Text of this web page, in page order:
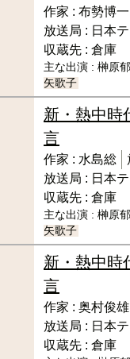
作家 : 布勢博一
放送局 : 日本
収蔵先 : 倉庫
主な出演 : 榊原
矢歌子
新・熱中時
言
作家 : 水島総
放送局 : 日本
収蔵先 : 倉庫
主な出演 : 榊原
矢歌子
新・熱中時
言
作家 : 奥村俊雄
放送局 : 日本
収蔵先 : 倉庫